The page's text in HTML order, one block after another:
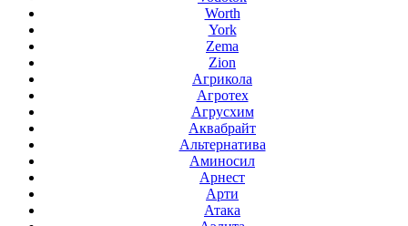
Worth
York
Zema
Zion
Агрикола
Агротех
Агрусхим
Аквабрайт
Альтернатива
Аминосил
Арнест
Арти
Атака